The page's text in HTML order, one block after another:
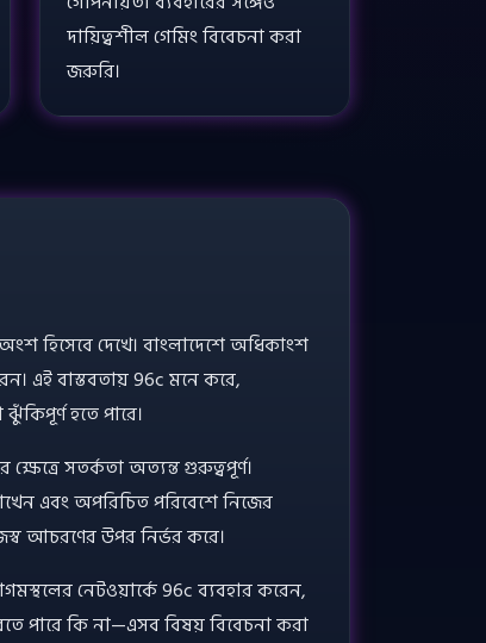
দায়িত্বশীল গেমিং বিবেচনা করা
জরুরি।
হিসেবে দেখে। বাংলাদেশে অধিকাংশ
এই বাস্তবতায় 96c মনে করে,
হতে পারে।
সতর্কতা অত্যন্ত গুরুত্বপূর্ণ।
এবং অপরিচিত পরিবেশে নিজের
আচরণের উপর নির্ভর করে।
নেটওয়ার্কে 96c ব্যবহার করেন,
পারে কি না—এসব বিষয় বিবেচনা করা